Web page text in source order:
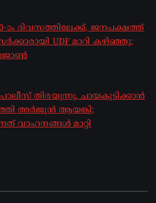
ാം ദിവസത്തിലേക്ക്, ജനപക്ഷത്ത്
UDF മാറി കഴിഞ്ഞു;
ജോൺ
തിരയുന്നു, ചായകുടിക്കാൻ
അർജുൻ ആയങ്കി;
വാഹനങ്ങൾ മാറ്റി